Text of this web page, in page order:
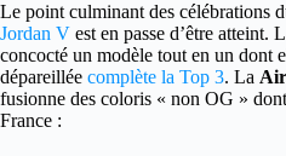
Le point culminant des célébrations
Jordan V est en passe d’être atteint.
concocté un modèle tout en un dont
dépareillée complète la Top 3. La
fusionne des coloris « non OG »
France :